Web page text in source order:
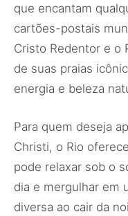
que encantam
cartões-postais
Cristo Redentor e o
de suas praias
energia e beleza
Para quem deseja
Christi, o Rio
pode relaxar sob o
dia e mergulhar em
diversa ao cair da